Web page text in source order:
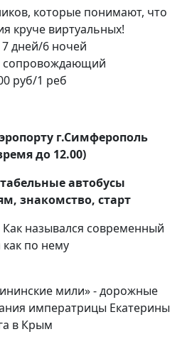
которые понимают, что
круче виртуальных!
дней/6 ночей
сопровождающий
руб/1 реб
г.Симферополь
до 12.00)
автобусы
знакомство, старт
Как назывался современный
как по нему
мили» - дорожные
императрицы Екатерины
в Крым